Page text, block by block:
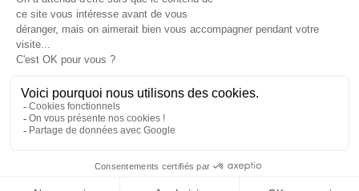
© 2026 - Côté Formations - par Via Compétences
Menu Pied de page
Mentions Légales
Politique de confidentialité